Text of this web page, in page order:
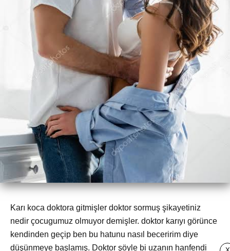
Karı koca doktora gitmişler doktor sormuş şikayetiniz
nedir çocugumuz olmuyor demişler. doktor karıyı görünce
kendinden geçip ben bu hatunu nasıl beceririm diye
düşünmeye başlamış. Doktor şöyle bi uzanın hanfendi